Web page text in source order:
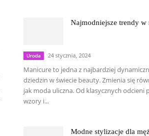
Najmodniejsze trendy w
Uroda 24 stycznia, 2024
Manicure to jedna z najbardziej
dziedzin w świecie beauty. Zmienia się
jak moda uliczna. Od klasycznych odcieni
wzory i...
Modne stylizacje dla